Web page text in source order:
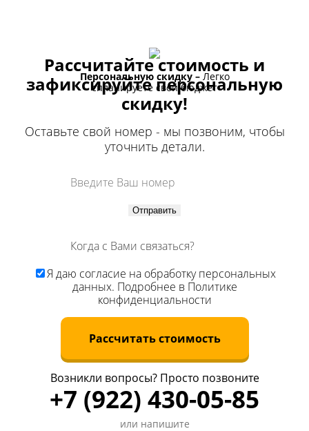
Персональную скидку – Легко
спланируете свой бюджет
Рассчитайте стоимость и
зафиксируйте персональную
скидку!
Оставьте свой номер - мы позвоним, чтобы
уточнить детали.
Отправить
Я даю согласие на обработку персональных
данных. Подробнее в Политике
конфиденциальности
Рассчитать стоимость
Возникли вопросы? Просто позвоните
+7 (922) 430-05-85
или напишите